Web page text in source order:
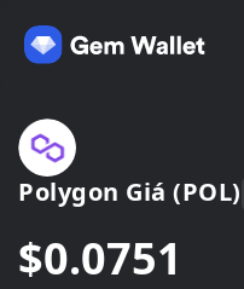
Polygon Giá (POL)
$0.0751